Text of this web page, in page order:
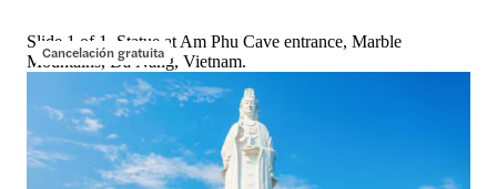
Cancelación gratuita
Slide 1 of 1, Statue at Am Phu Cave entrance, Marble
Mountains, Đà Nẵng, Vietnam.